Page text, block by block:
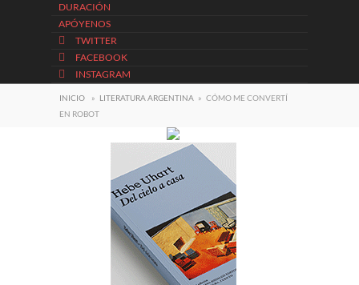
DURACIÓN
APÓYENOS
TWITTER
FACEBOOK
INSTAGRAM
INICIO » LITERATURA ARGENTINA » CÓMO ME CONVERTÍ
EN ROBOT